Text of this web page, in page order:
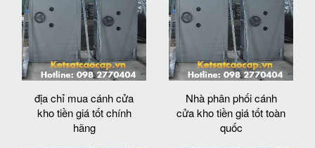
địa chỉ mua cánh cửa
kho tiền giá tốt chính
hãng
Nhà phân phối cánh
cửa kho tiền giá tốt toàn
quốc